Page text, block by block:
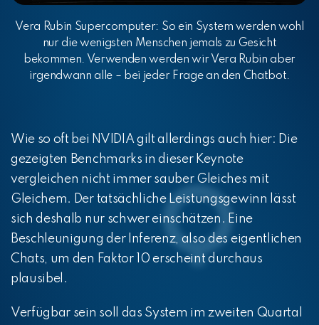
Vera Rubin Supercomputer: So ein System werden wohl
nur die wenigsten Menschen jemals zu Gesicht
bekommen. Verwenden werden wir Vera Rubin aber
irgendwann alle – bei jeder Frage an den Chatbot.
Wie so oft bei NVIDIA gilt allerdings auch hier: Die
gezeigten Benchmarks in dieser Keynote
vergleichen nicht immer sauber Gleiches mit
Gleichem. Der tatsächliche Leistungsgewinn lässt
sich deshalb nur schwer einschätzen. Eine
Beschleunigung der Inferenz, also des eigentlichen
Chats, um den Faktor 10 erscheint durchaus
plausibel.
Verfügbar sein soll das System im zweiten Quartal